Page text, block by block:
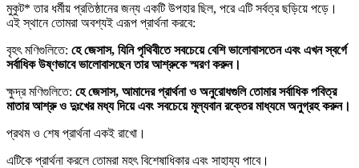
মুকুট* তার ধর্মীয় প্রতিষ্ঠানের জন্য একটি উপহার ছিল, পরে এটি সর্বত্র ছড়িয়ে পড়ে।
এই স্থানে তোমরা অবশ্যই এরূপ প্রার্থনা করবে:
বৃহৎ মণিগুলিতে: হে জেসাস, যিনি পৃথিবীতে সবচেয়ে বেশি ভালোবাসতেন এবং এখন স্বর্গে
সর্বাধিক উষ্ণভাবে ভালোবাসছেন তার আশ্রুকে স্মরণ করুন।
ক্ষুদ্র মণিগুলিতে: হে জেসাস, আমাদের প্রার্থনা ও অনুরোধগুলি তোমার সর্বাধিক পবিত্র
মাতার আশ্রু ও দুঃখের মধ্য দিয়ে এবং সবচেয়ে মূল্যবান রক্তের মাধ্যমে অনুগ্রহ করুন।
প্রথম ও শেষ প্রার্থনা একই রাখো।
এটিকে প্রার্থনা করলে তোমরা মহৎ বিশেষাধিকার এবং সাহায্য পাবে।